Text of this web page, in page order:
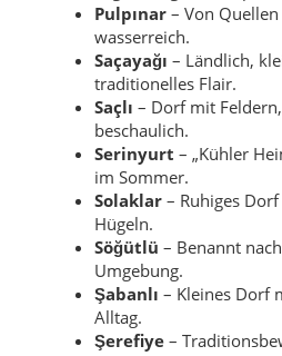
Pulpınar – Von
wasserreich.
Saçayağı – Ländlich,
traditionelles Flair.
Saçlı – Dorf mit
beschaulich.
Serinyurt – „Kühler
im Sommer.
Solaklar – Ruhiges
Hügeln.
Söğütlü – Benannt
Umgebung.
Şabanlı – Kleines Dorf
Alltag.
Şerefiye –